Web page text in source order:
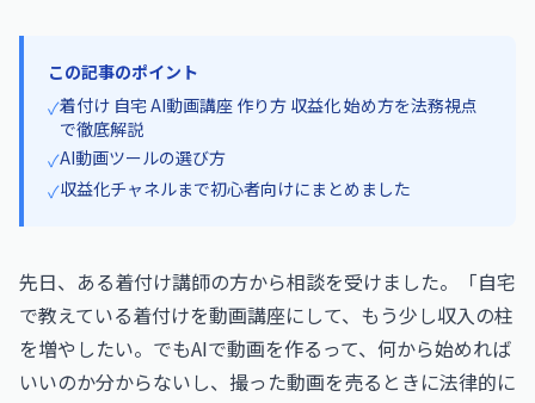
この記事のポイント
✓着付け 自宅 AI動画講座 作り方 収益化 始め方を法務視点
で徹底解説
✓AI動画ツールの選び方
✓収益化チャネルまで初心者向けにまとめました
先日、ある着付け講師の方から相談を受けました。「自宅
で教えている着付けを動画講座にして、もう少し収入の柱
を増やしたい。でもAIで動画を作るって、何から始めれば
いいのか分からないし、撮った動画を売るときに法律的に